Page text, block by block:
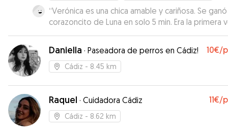
“Verónica es una chica amable y cariñosa. Se
corazoncito de Luna en solo 5 min. Era la primera
que la dejábamos con alguien y os aseguro que
podríamos haber encontrado mejor persona. Nos
mantuvo informados de todos los pasos que
Luna a cada momentito, respeto sus horarios y
volver... No la culpo estuvo como una reina jajajaja
Daniella · Paseadora de perros en Cádiz! 10€/
Cádiz - 8.45 km
Raquel · Cuidadora Cádiz 11€/
Cádiz - 8.62 km